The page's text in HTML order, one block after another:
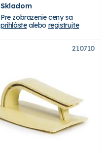
Skladom
Pre zobrazenie ceny sa
prihlástealebo registrujte
210710